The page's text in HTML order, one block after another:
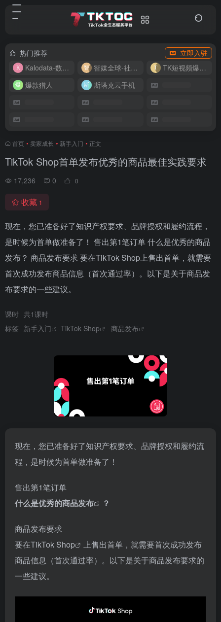
热门推荐
立即入驻
Kalodata-数据分析平台
智媒全球-社媒管理平台
TK短视频爆款复刻
爆款猎人
斯塔克云手机
首页 • 卖家成长 • 新手入门 • 正文
TikTok Shop首单发布优秀的商品最佳实践要求
17,236 0 0
收藏 1
现在，您已准备好了知识产权要求、品牌授权和履约流程，
是时候为首单做准备了！ 售出第1笔订单 什么是优秀的商品
发布？ 商品发布要求 要在TikTok Shop上售出首单，就需要
首次成功发布商品信息（首次通过率）。以下是关于商品发
布要求的一些建议。
课时 共1课时
标签 新手入门 TikTok Shop 商品发布
现在，您已准备好了知识产权要求、品牌授权和履约流
程，是时候为首单做准备了！
售出第1笔订单
什么是优秀的商品发布 ？
商品发布要求
要在TikTok Shop
上售出首单，就需要首次成功发布
商品信息（首次通过率）。以下是关于商品发布要求的
一些建议。